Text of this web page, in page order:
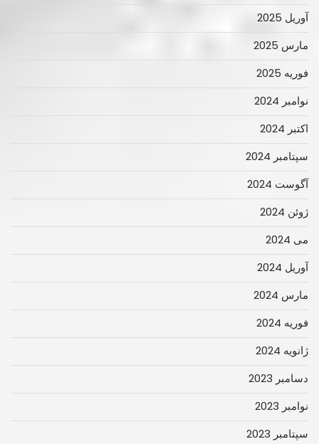
آوریل 2025
مارس 2025
فوریه 2025
نوامبر 2024
اکتبر 2024
سپتامبر 2024
آگوست 2024
ژوئن 2024
می 2024
آوریل 2024
مارس 2024
فوریه 2024
ژانویه 2024
دسامبر 2023
نوامبر 2023
سپتامبر 2023